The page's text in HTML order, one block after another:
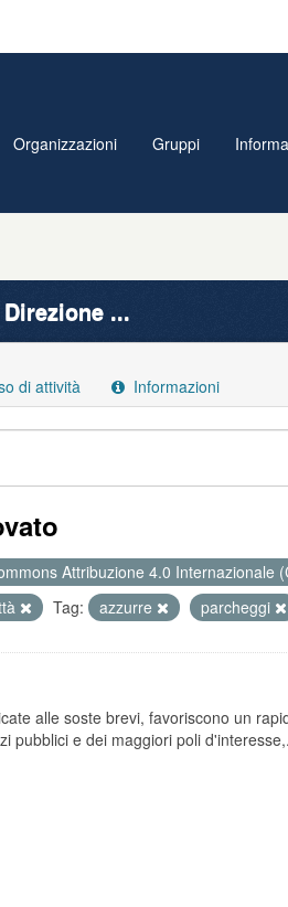
Organizzazioni Gruppi
...
di attività Informazioni
Attribuzione 4.0 Internazionale
Tag: azzurre parcheggi
alle soste brevi, favoriscono un
pubblici e dei maggiori poli